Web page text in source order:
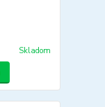
Skladom